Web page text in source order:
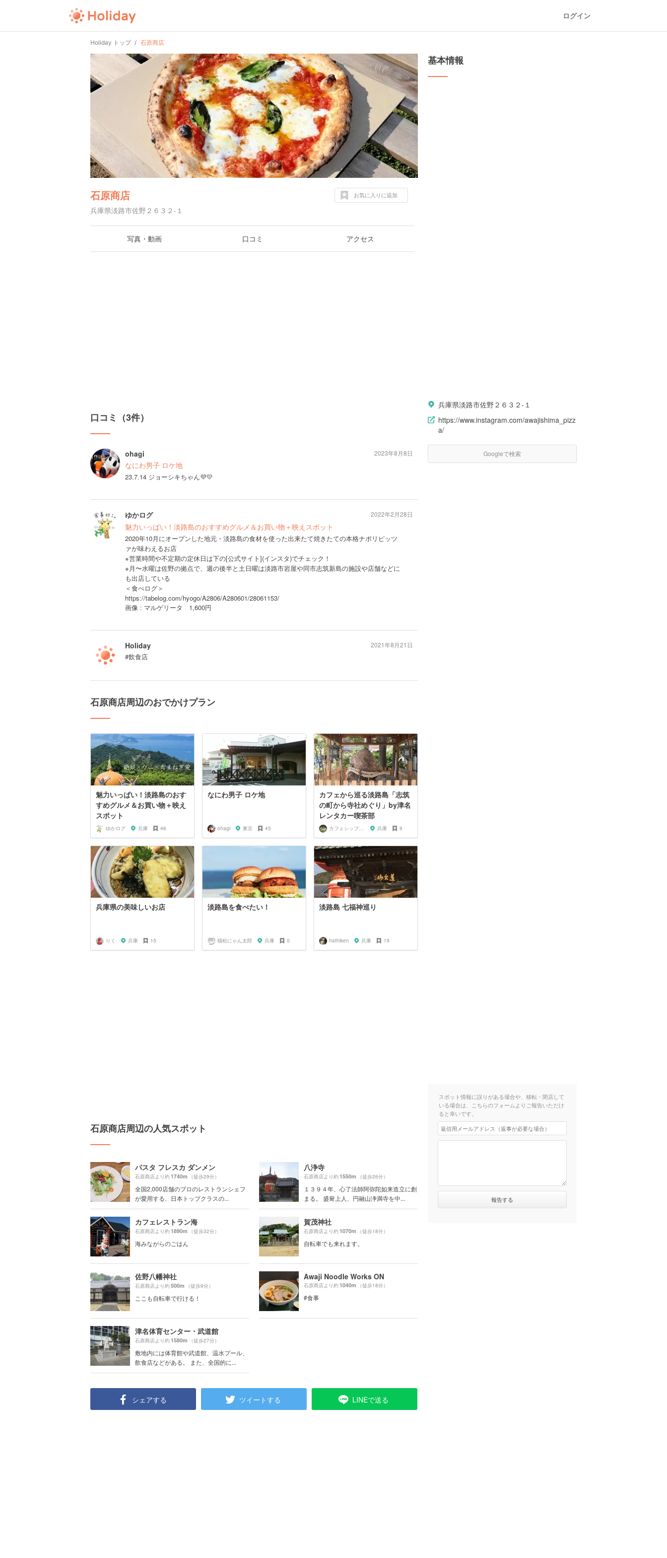
ログイン
Holiday トップ 石原商店
石原商店
兵庫県淡路市佐野２６３２-１
お気に入りに追加
写真・動画 口コミ アクセス
口コミ（3件）
ohagi
なにわ男子 ロケ地
23.7.14 ジョーシキちゃん💜💛
2023年8月8日
ゆかログ
魅力いっぱい！淡路島のおすすめグルメ＆お買い物＋映えスポット
2020年10月にオープンした地元・淡路島の食材を使った出来たて焼きたての本格ナポリピッツ
ァが味わえるお店
※営業時間や不定期の定休日は下の[公式サイト](インスタ)でチェック！
※月〜水曜は佐野の拠点で、週の後半と土日曜は淡路市岩屋や同市志筑新島の施設や店舗などに
も出店している
＜食べログ＞
https://tabelog.com/hyogo/A2806/A280601/28061153/
画像 : マルゲリータ 1,600円
2022年2月28日
Holiday
#飲食店
2021年8月21日
石原商店周辺のおでかけプラン
魅力いっぱい！淡路島のおす
すめグルメ＆お買い物＋映え
スポット
ゆかログ 兵庫 46
なにわ男子 ロケ地
ohagi 東京 45
カフェから巡る淡路島「志筑
の町から寺社めぐり」by津名
レンタカー喫茶部
カフェシップ淡路島 兵庫 9
兵庫県の美味しいお店
りく 兵庫 15
淡路島を食べたい！
猫松にゃん太郎 兵庫 0
淡路島 七福神巡り
hathiken 兵庫 19
石原商店周辺の人気スポット
パスタ フレスカ ダンメン
石原商店より約1740m （徒歩29分）
全国2,000店舗のプロのレストランシェフ
が愛用する、日本トップクラスの...
八浄寺
石原商店より約1550m （徒歩26分）
１３９４年、心了法師阿弥陀如来造立に創
まる。 盛奝上人、円融山浄満寺を中...
カフェレストラン海
石原商店より約1890m （徒歩32分）
海みながらのごはん
賀茂神社
石原商店より約1070m （徒歩18分）
自転車でも来れます。
佐野八幡神社
石原商店より約500m （徒歩9分）
ここも自転車で行ける！
Awaji Noodle Works ON
石原商店より約1040m （徒歩18分）
#食事
津名体育センター・武道館
石原商店より約1580m （徒歩27分）
敷地内には体育館や武道館、温水プール、
飲食店などがある。 また、全国的に...
シェアする ツイートする LINEで送る
基本情報
兵庫県淡路市佐野２６３２-１
https://www.instagram.com/awajishima_pizz
a/
Googleで検索
スポット情報に誤りがある場合や、移転・閉店して
いる場合は、こちらのフォームよりご報告いただけ
ると幸いです。